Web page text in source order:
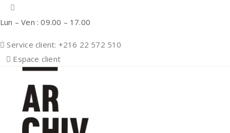
Lun – Ven : 09.00 – 17.00
Service client: +216 22 572 510
Espace client